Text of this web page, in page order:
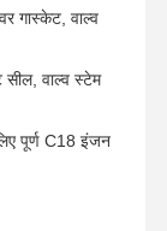
गास्केट, वाल्व
सील, वाल्व स्टेम
पूर्ण C18 इंजन